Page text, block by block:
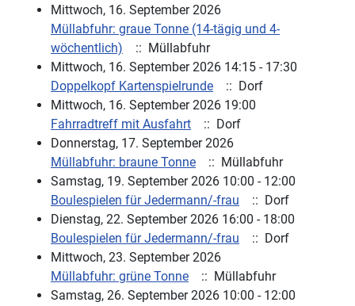
Mittwoch, 16. September 2026
Müllabfuhr: graue Tonne (14-tägig und 4-
wöchentlich)
:: Müllabfuhr
Mittwoch, 16. September 2026 14:15 - 17:30
Doppelkopf Kartenspielrunde
:: Dorf
Mittwoch, 16. September 2026 19:00
Fahrradtreff mit Ausfahrt
:: Dorf
Donnerstag, 17. September 2026
Müllabfuhr: braune Tonne
:: Müllabfuhr
Samstag, 19. September 2026 10:00 - 12:00
Boulespielen für Jedermann/-frau
:: Dorf
Dienstag, 22. September 2026 16:00 - 18:00
Boulespielen für Jedermann/-frau
:: Dorf
Mittwoch, 23. September 2026
Müllabfuhr: grüne Tonne
:: Müllabfuhr
Samstag, 26. September 2026 10:00 - 12:00